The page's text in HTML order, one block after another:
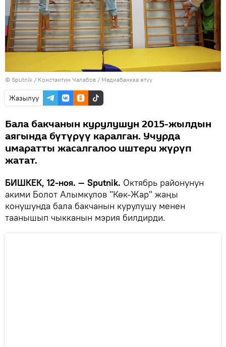
© Sputnik / Константин Чалабов / Медиабанкка өтүү
Жазылуу
Бала бакчанын курулушун 2015-жылдын
аягында бүтүрүү каралган. Учурда
имаратты жасалгалоо иштери жүрүп
жатат.
БИШКЕК, 12-ноя. — Sputnik. Октябрь районунун
акими Болот Алымкулов "Көк-Жар" жаңы
конушунда бала бакчанын курулушу менен
таанышып чыкканын мэрия билдирди.